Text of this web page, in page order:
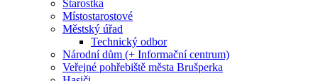
Starostka
Místostarostové
Městský úřad
Technický odbor
Národní dům (+ Informační centrum)
Veřejné pohřebiště města Brušperka